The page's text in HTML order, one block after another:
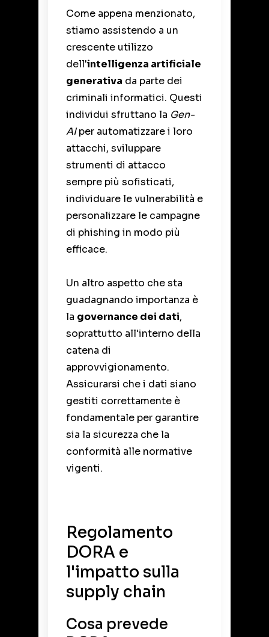
Come appena menzionato,
stiamo assistendo a un
crescente utilizzo
dell'intelligenza artificiale
generativa da parte dei
criminali informatici. Questi
individui sfruttano la Gen-
AIper automatizzare i loro
attacchi, sviluppare
strumenti di attacco
sempre più sofisticati,
individuare le vulnerabilità e
personalizzare le campagne
di phishing in modo più
efficace.
Un altro aspetto che sta
guadagnando importanza è
la governance dei dati,
soprattutto all'interno della
catena di
approvvigionamento.
Assicurarsi che i dati siano
gestiti correttamente è
fondamentale per garantire
sia la sicurezza che la
conformità alle normative
vigenti.
Regolamento
DORA e
l'impatto sulla
supply chain
Cosa prevede